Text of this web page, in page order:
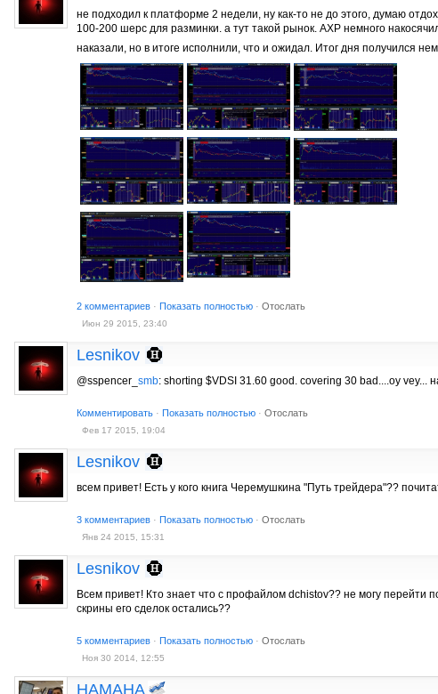
не подходил к платформе 2 недели, ну как-то не до этого, думаю
100-200 шерс для разминки. а тут такой рынок. АХР немного
наказали, но в итоге исполнили, что и ожидал. Итог дня получился
2 комментариев · Показать полностью · Отослать
Июн 29 2015, 23:40
Lesnikov
@sspencer_ smb: shorting $VDSI 31.60 good. covering 30 bad....oy vey...
Комментировать · Показать полностью · Отослать
Фев 17 2015, 19:04
Lesnikov
всем привет! Есть у кого книга Черемушкина "Путь трейдера"??
3 комментариев · Показать полностью · Отослать
Янв 24 2015, 15:31
Lesnikov
Всем привет! Кто знает что с профайлом dchistov?? не могу перейти
скрины его сделок остались??
5 комментариев · Показать полностью · Отослать
Ноя 30 2014, 12:55
HAMAHA